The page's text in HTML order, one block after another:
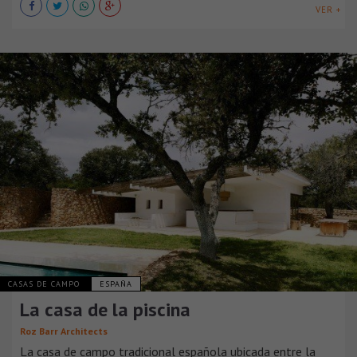
VER +
CASAS DE CAMPO ESPAÑA
La casa de la piscina
Roz Barr Architects
La casa de campo tradicional española ubicada entre la